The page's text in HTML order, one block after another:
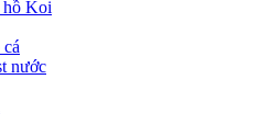
hồ Koi
nước